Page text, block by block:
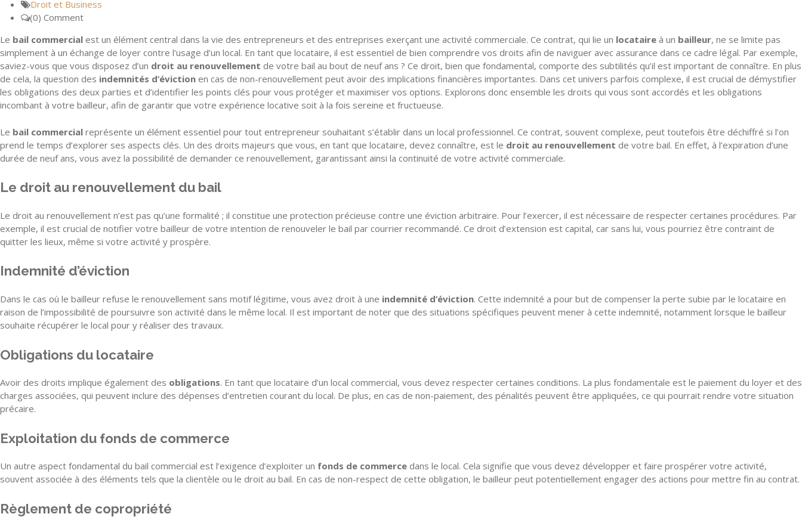
Droit et Business
(0) Comment
Le bail commercial est un élément central dans la vie des entrepreneurs et des entreprises exerçant une activité commerciale. Ce contrat, qui lie un locataire à un bailleur, ne se limite pas
simplement à un échange de loyer contre l’usage d’un local. En tant que locataire, il est essentiel de bien comprendre vos droits afin de naviguer avec assurance dans ce cadre légal. Par exemple,
saviez-vous que vous disposez d’un droit au renouvellement de votre bail au bout de neuf ans ? Ce droit, bien que fondamental, comporte des subtilités qu’il est important de connaître. En plus
de cela, la question des indemnités d’éviction en cas de non-renouvellement peut avoir des implications financières importantes. Dans cet univers parfois complexe, il est crucial de démystifier
les obligations des deux parties et d’identifier les points clés pour vous protéger et maximiser vos options. Explorons donc ensemble les droits qui vous sont accordés et les obligations
incombant à votre bailleur, afin de garantir que votre expérience locative soit à la fois sereine et fructueuse.
Le bail commercial représente un élément essentiel pour tout entrepreneur souhaitant s’établir dans un local professionnel. Ce contrat, souvent complexe, peut toutefois être déchiffré si l’on
prend le temps d’explorer ses aspects clés. Un des droits majeurs que vous, en tant que locataire, devez connaître, est le droit au renouvellement de votre bail. En effet, à l’expiration d’une
durée de neuf ans, vous avez la possibilité de demander ce renouvellement, garantissant ainsi la continuité de votre activité commerciale.
Le droit au renouvellement du bail
Le droit au renouvellement n’est pas qu’une formalité ; il constitue une protection précieuse contre une éviction arbitraire. Pour l’exercer, il est nécessaire de respecter certaines procédures. Par
exemple, il est crucial de notifier votre bailleur de votre intention de renouveler le bail par courrier recommandé. Ce droit d’extension est capital, car sans lui, vous pourriez être contraint de
quitter les lieux, même si votre activité y prospère.
Indemnité d’éviction
Dans le cas où le bailleur refuse le renouvellement sans motif légitime, vous avez droit à une indemnité d’éviction. Cette indemnité a pour but de compenser la perte subie par le locataire en
raison de l’impossibilité de poursuivre son activité dans le même local. Il est important de noter que des situations spécifiques peuvent mener à cette indemnité, notamment lorsque le bailleur
souhaite récupérer le local pour y réaliser des travaux.
Obligations du locataire
Avoir des droits implique également des obligations. En tant que locataire d’un local commercial, vous devez respecter certaines conditions. La plus fondamentale est le paiement du loyer et des
charges associées, qui peuvent inclure des dépenses d’entretien courant du local. De plus, en cas de non-paiement, des pénalités peuvent être appliquées, ce qui pourrait rendre votre situation
précaire.
Exploitation du fonds de commerce
Un autre aspect fondamental du bail commercial est l’exigence d’exploiter un fonds de commerce dans le local. Cela signifie que vous devez développer et faire prospérer votre activité,
souvent associée à des éléments tels que la clientèle ou le droit au bail. En cas de non-respect de cette obligation, le bailleur peut potentiellement engager des actions pour mettre fin au contrat.
Règlement de copropriété